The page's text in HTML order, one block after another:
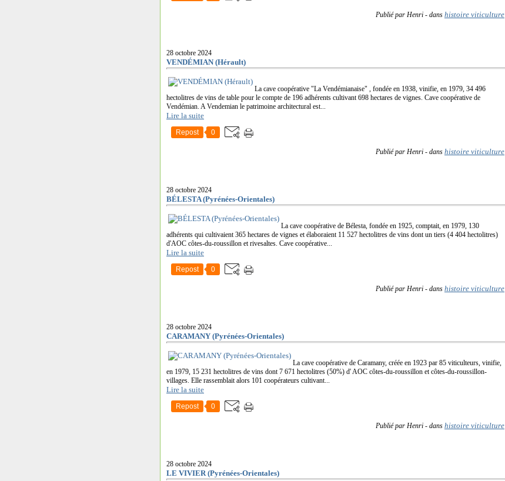
Publié par Henri - dans histoire viticulture
28 octobre 2024
VENDÉMIAN (Hérault)
La cave coopérative "La Vendémianaise" , fondée en 1938, vinifie, en 1979, 34 496
hectolitres de vins de table pour le compte de 196 adhérents cultivant 698 hectares de vignes. Cave coopérative de
Vendémian. A Vendemian le patrimoine architectural est...
Lire la suite
Repost 0
Publié par Henri - dans histoire viticulture
28 octobre 2024
BÉLESTA (Pyrénées-Orientales)
La cave coopérative de Bélesta, fondée en 1925, comptait, en 1979, 130
adhérents qui cultivaient 365 hectares de vignes et élaboraient 11 527 hectolitres de vins dont un tiers (4 404 hectolitres)
d'AOC côtes-du-roussillon et rivesaltes. Cave coopérative...
Lire la suite
Repost 0
Publié par Henri - dans histoire viticulture
28 octobre 2024
CARAMANY (Pyrénées-Orientales)
La cave coopérative de Caramany, créée en 1923 par 85 viticulteurs, vinifie,
en 1979, 15 231 hectolitres de vins dont 7 671 hectolitres (50%) d' AOC côtes-du-roussillon et côtes-du-roussillon-
villages. Elle rassemblait alors 101 coopérateurs cultivant...
Lire la suite
Repost 0
Publié par Henri - dans histoire viticulture
28 octobre 2024
LE VIVIER (Pyrénées-Orientales)